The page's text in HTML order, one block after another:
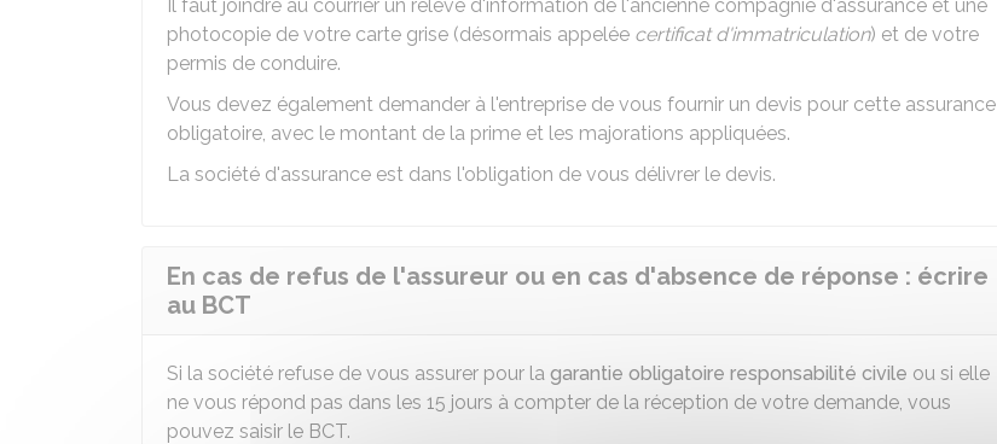
Il faut joindre au courrier un relevé d'information de l'ancienne compagnie d'assurance et une
photocopie de votre carte grise (désormais appelée certificat d'immatriculation) et de votre
permis de conduire.
Vous devez également demander à l'entreprise de vous fournir un devis pour cette assurance
obligatoire, avec le montant de la prime et les majorations appliquées.
La société d'assurance est dans l'obligation de vous délivrer le devis.
En cas de refus de l'assureur ou en cas d'absence de réponse : écrire
au BCT
Si la société refuse de vous assurer pour la garantie obligatoire responsabilité civile ou si elle
ne vous répond pas dans les 15 jours à compter de la réception de votre demande, vous
pouvez saisir le BCT.